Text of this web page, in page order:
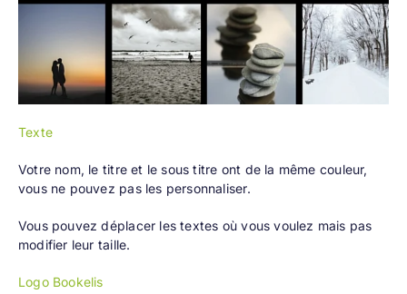
Texte
Votre nom, le titre et le sous titre ont de la même couleur,
vous ne pouvez pas les personnaliser.
Vous pouvez déplacer les textes où vous voulez mais pas
modifier leur taille.
Logo Bookelis